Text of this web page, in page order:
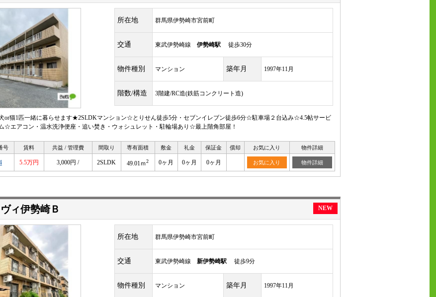
所在地 群馬県伊勢崎市宮前町
交通 東武伊勢崎線 伊勢崎駅徒歩30分
物件種別 マンション 築年月 1997年11月
階数/構造 3階建/RC造(鉄筋コンクリート造)
or猫1匹一緒に暮らせます★2SLDKマンション☆とりせん徒歩5分・セブンイレブン徒歩6分☆駐車場２台込み☆4.5帖サービ
☆エアコン・温水洗浄便座・追い焚き・ウォシュレット・駐輪場あり☆最上階角部屋！
号 賃料 共益 / 管理費 間取り 専有面積 敷金 礼金 保証金 償却 お気に入り 物件詳細
5.5万円 3,000円 / 2SLDK 49.01ｍ2 0ヶ月 0ヶ月 0ヶ月 お気に入り 物件詳細
ィ伊勢崎Ｂ NEW
所在地 群馬県伊勢崎市宮前町
交通 東武伊勢崎線 新伊勢崎駅徒歩9分
物件種別 マンション 築年月 1997年11月